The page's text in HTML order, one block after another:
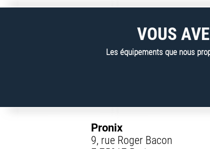
VOUS
Les équipements que nous
Pronix
9, rue Roger Bacon